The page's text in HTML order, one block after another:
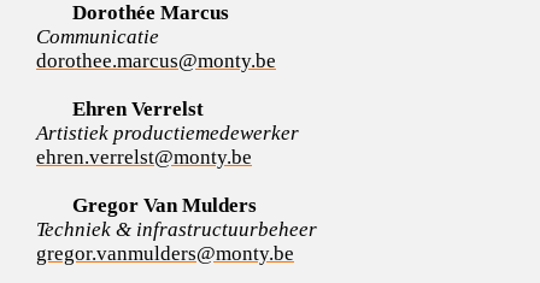
Dorothée Marcus
Communicatie
dorothee.marcus@monty.be
Ehren Verrelst
Artistiek productiemedewerker
ehren.verrelst@monty.be
Gregor Van Mulders
Techniek & infrastructuurbeheer
gregor.vanmulders@monty.be